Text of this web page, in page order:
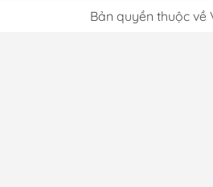
Bản quyền thuộc về